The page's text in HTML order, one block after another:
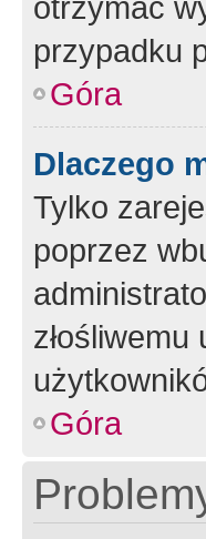
przypadku
Góra
Dlaczego
Tylko
poprzez
Góra